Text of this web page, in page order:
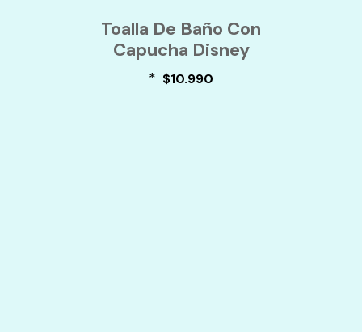
Toalla De Baño Con
Capucha Disney
* $10.990